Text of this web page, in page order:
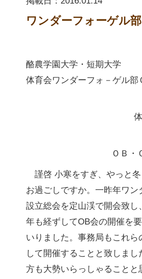
ワンダーフォーゲル
酪農学園大学・短期大学
体育会ワンダーフォ－ゲル部
ＯＢ・
謹啓 小寒をすぎ、やっと
お過ごしですか。一昨年ワ
設立総会を定山渓で開会致
年も経ずしてOB会の開催を
いりました。事務局もこれ
して開催することと致しま
方も大勢いらっしゃること